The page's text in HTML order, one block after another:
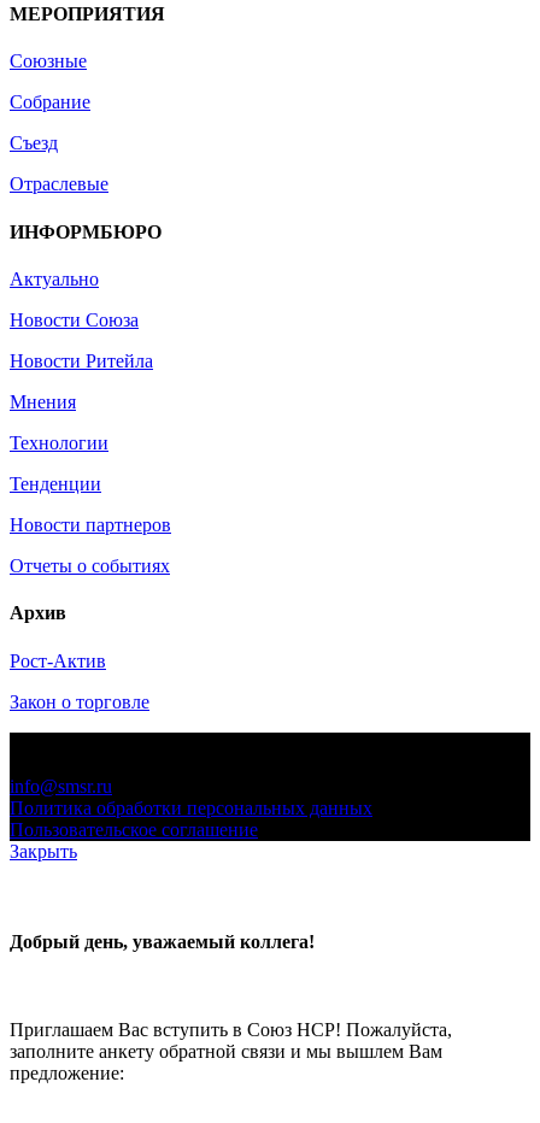
МЕРОПРИЯТИЯ
Союзные
Собрание
Съезд
Отраслевые
ИНФОРМБЮРО
Актуально
Новости Союза
Новости Ритейла
Мнения
Технологии
Тенденции
Новости партнеров
Отчеты о событиях
Архив
Рост-Актив
Закон о торговле
info@smsr.ru
Политика обработки персональных данных
Пользовательское соглашение
Закрыть
Добрый день, уважаемый коллега!
Приглашаем Вас вступить в Союз НСР! Пожалуйста,
заполните анкету обратной связи и мы вышлем Вам
предложение: